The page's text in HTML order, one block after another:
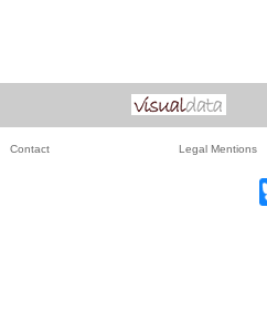
Contact Legal Mentions